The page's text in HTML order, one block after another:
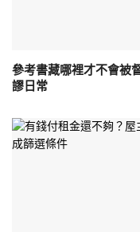
參考書藏哪裡才不會被
謬日常